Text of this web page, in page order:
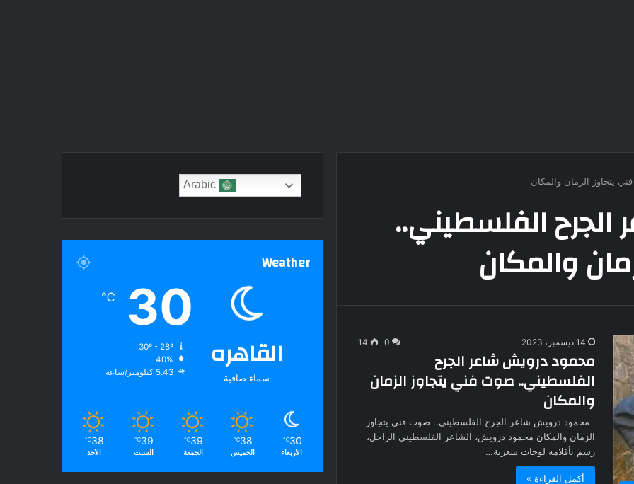
يتجاوز الزمان والمكان
الفلسطيني..
والمكان
14 ديسمبر، 2023 0
14
محمود درويش شاعر الجرح
الفلسطيني.. صوت فني يتجاوز الزمان
والمكان
محمود درويش شاعر الجرح الفلسطيني.. صوت فني يتجاوز
الزمان والمكان محمود درويش، الشاعر الفلسطيني الراحل،
رسم بأقلامه لوحات شعرية…
أكمل القراءة »
Arabic
Weather
القاهره
سماء صافية
30
℃
40%
5.43 كيلومتر/ساعة
30
℃
الأربعاء
38
℃
الخميس
39
℃
الجمعة
39
℃
السبت
38
℃
الأحد